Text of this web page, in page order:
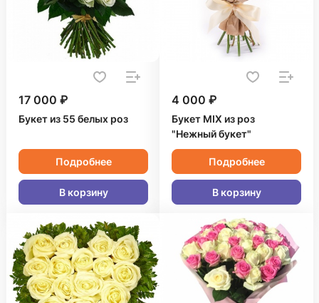
17 000 ₽
Букет из 55 белых роз
Подробнее
В корзину
4 000 ₽
Букет MIX из роз
"Нежный букет"
Подробнее
В корзину